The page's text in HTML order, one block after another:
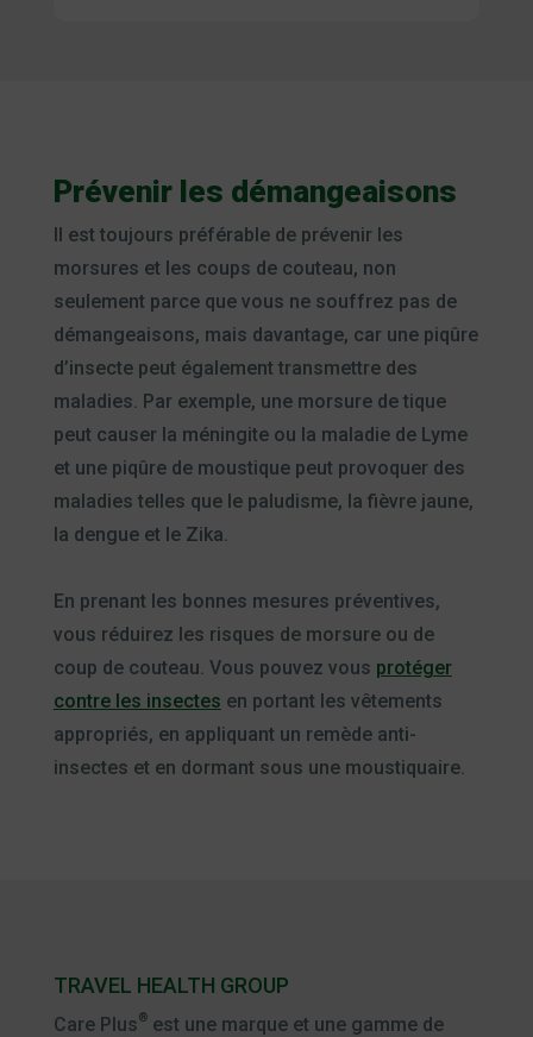
Prévenir les démangeaisons
Il est toujours préférable de prévenir les
morsures et les coups de couteau, non
seulement parce que vous ne souffrez pas de
démangeaisons, mais davantage, car une piqûre
d’insecte peut également transmettre des
maladies. Par exemple, une morsure de tique
peut causer la méningite ou la maladie de Lyme
et une piqûre de moustique peut provoquer des
maladies telles que le paludisme, la fièvre jaune,
la dengue et le Zika.
En prenant les bonnes mesures préventives,
vous réduirez les risques de morsure ou de
coup de couteau. Vous pouvez vous protéger
contre les insectes en portant les vêtements
appropriés, en appliquant un remède anti-
insectes et en dormant sous une moustiquaire.
TRAVEL HEALTH GROUP
Care Plus®est une marque et une gamme de